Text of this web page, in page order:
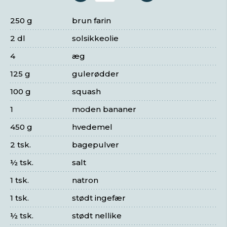
brun farin
250 g
solsikkeolie
2 dl
æg
4
gulerødder
125 g
squash
100 g
moden bananer
1
hvedemel
450 g
bagepulver
2 tsk.
salt
½ tsk.
natron
1 tsk.
stødt ingefær
1 tsk.
stødt nellike
½ tsk.